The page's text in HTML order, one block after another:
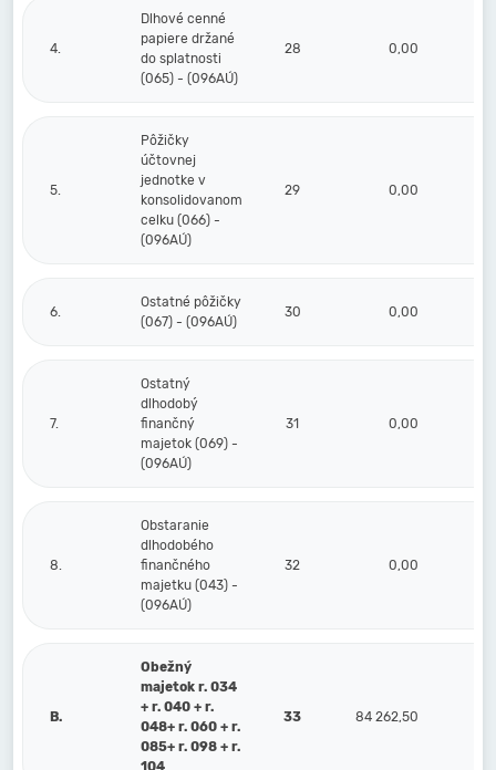
4.
Dlhové cenné
papiere držané
do splatnosti
(065) - (096AÚ)
28 0,00
5.
Pôžičky
účtovnej
jednotke v
konsolidovanom
celku (066) -
(096AÚ)
29 0,00
6.
Ostatné pôžičky
(067) - (096AÚ)
30 0,00
7.
Ostatný
dlhodobý
finančný
majetok (069) -
(096AÚ)
31 0,00
8.
Obstaranie
dlhodobého
finančného
majetku (043) -
(096AÚ)
32 0,00
B.
Obežný
majetok r. 034
+ r. 040 + r.
048+ r. 060 + r.
085+ r. 098 + r.
104
33 84 262,50